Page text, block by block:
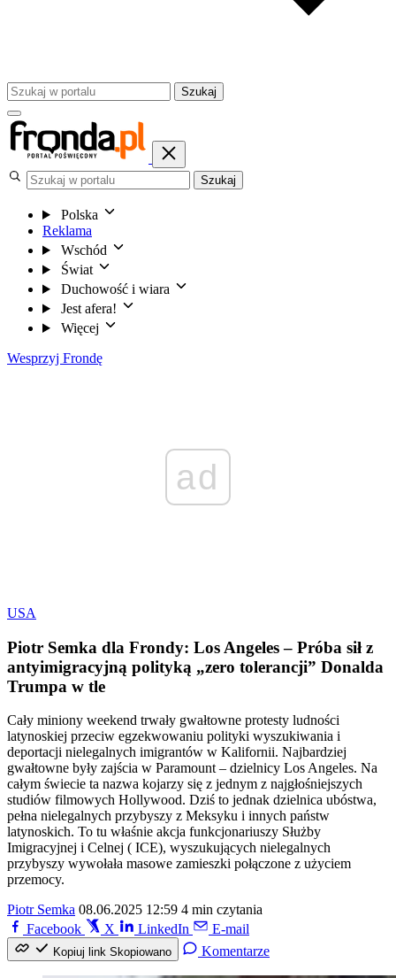
Szukaj
Szukaj
Polska
Reklama
Wschód
Świat
Duchowość i wiara
Jest afera!
Więcej
Wesprzyj Frondę
ad
USA
Piotr Semka dla Frondy: Los Angeles – Próba sił z
antyimigracyjną polityką „zero tolerancji” Donalda
Trumpa w tle
Cały miniony weekend trwały gwałtowne protesty ludności
latynoskiej przeciw egzekwowaniu polityki wyszukiwania i
deportacji nielegalnych imigrantów w Kalifornii. Najbardziej
gwałtowne były zajścia w Paramount – dzielnicy Los Angeles. Na
całym świecie ta nazwa kojarzy się z jednym z najgłośniejszych
studiów filmowych Hollywood. Dziś to jednak dzielnica ubóstwa,
pełna nielegalnych przybyszy z Meksyku i innych państw
latynoskich. To tu właśnie akcja funkcjonariuszy Służby
Imigracyjnej i Celnej ( ICE), wyszukujących nielegalnych
przybyszy wywołała masowe zamieszki połączone z użyciem
przemocy.
Piotr Semka 08.06.2025 12:59 4 min czytania
Facebook
X LinkedIn E-mail
Kopiuj link Skopiowano Komentarze